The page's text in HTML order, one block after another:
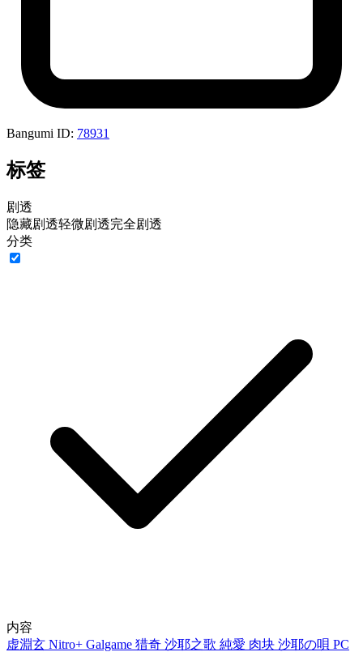
Bangumi ID: 78931
标签
剧透
隐藏剧透轻微剧透完全剧透
分类
内容
虚淵玄 Nitro+ Galgame 猎奇 沙耶之歌 純愛 肉块 沙耶の唄 PC